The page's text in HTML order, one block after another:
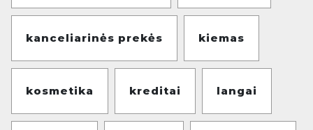
kanceliarinės prekės kiemas
kosmetika kreditai langai